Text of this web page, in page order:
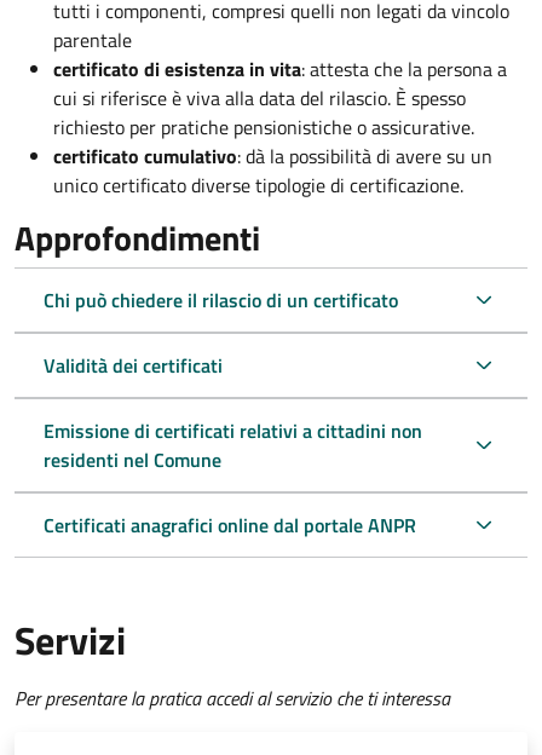
tutti i componenti, compresi quelli non legati da vincolo
parentale
certificato di esistenza in vita: attesta che la persona a
cui si riferisce è viva alla data del rilascio. È spesso
richiesto per pratiche pensionistiche o assicurative.
certificato cumulativo: dà la possibilità di avere su un
unico certificato diverse tipologie di certificazione.
Approfondimenti
Chi può chiedere il rilascio di un certificato
Validità dei certificati
Emissione di certificati relativi a cittadini non
residenti nel Comune
Certificati anagrafici online dal portale ANPR
Servizi
Per presentare la pratica accedi al servizio che ti interessa